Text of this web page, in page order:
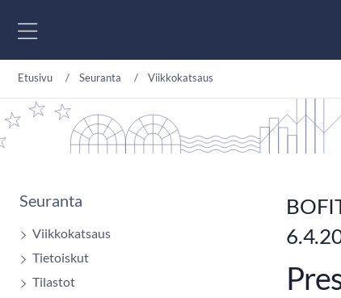
Etusivu Seuranta Viikkokatsaus
Seuranta
Viikkokatsaus
Tietoiskut
Tilastot